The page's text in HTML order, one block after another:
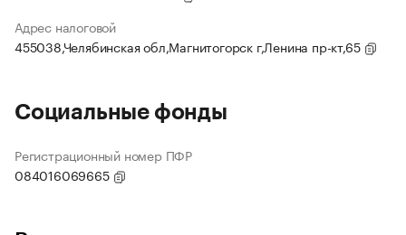
Адрес налоговой
455038,Челябинская обл,Магнитогорск г,Ленина пр-кт,65
Социальные фонды
Регистрационный номер ПФР
084016069665